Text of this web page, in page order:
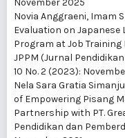
November 2025
Novia Anggraeni, Imam
Evaluation on Japanese
Program at Job Training
JPPM (Jurnal
10 No. 2 (2023):
Nela Sara Gratia
of Empowering Pisang
Partnership with PT.
Pendidikan dan